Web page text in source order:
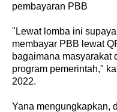
pembayaran PBB
"Lewat lomba ini
membayar PBB lewat
bagaimana masyarakat
program pemerintah,"
2022.
Yana mengungkapkan,